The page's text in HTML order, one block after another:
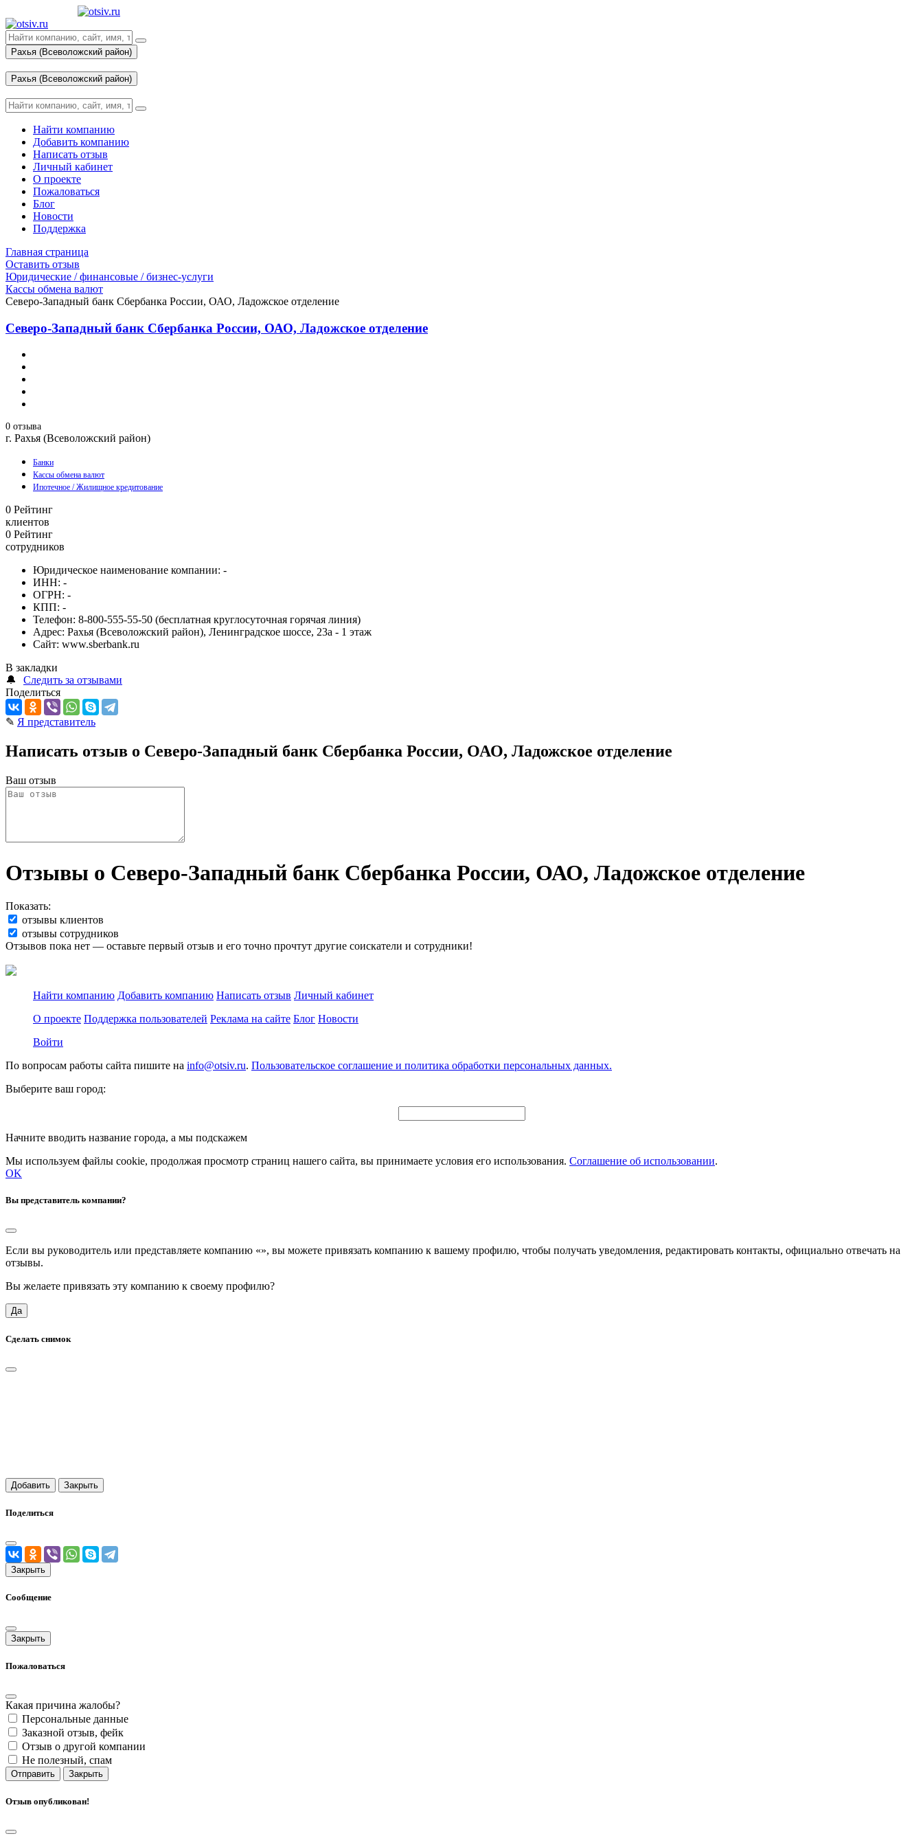
Рахья (Всеволожский район)
Рахья (Всеволожский район)
Найти компанию
Добавить компанию
Написать отзыв
Личный кабинет
О проекте
Пожаловаться
Блог
Новости
Поддержка
Главная страница
Оставить отзыв
Юридические / финансовые / бизнес-услуги
Кассы обмена валют
Северо-Западный банк Сбербанка России, ОАО, Ладожское отделение
Северо-Западный банк Сбербанка России, ОАО, Ладожское отделение
0 отзыва
г. Рахья (Всеволожский район)
Банки
Кассы обмена валют
Ипотечное / Жилищное кредитование
0 Рейтинг
клиентов
0 Рейтинг
сотрудников
Юридическое наименование компании: -
ИНН: -
ОГРН: -
КПП: -
Телефон: 8-800-555-55-50 (бесплатная круглосуточная горячая линия)
Адрес: Рахья (Всеволожский район), Ленинградское шоссе, 23а - 1 этаж
Сайт: www.sberbank.ru
В закладки
🔔
Следить за отзывами
Поделиться
✎ Я представитель
Написать отзыв о Северо-Западный банк Сбербанка России, ОАО, Ладожское отделение
Ваш отзыв
Отзывы о Северо-Западный банк Сбербанка России, ОАО, Ладожское отделение
Показать:
отзывы клиентов
отзывы сотрудников
Отзывов пока нет — оставьте первый отзыв и его точно прочтут другие соискатели и сотрудники!
Найти компанию Добавить компанию Написать отзыв Личный кабинет
О проекте Поддержка пользователей Реклама на сайте Блог Новости
Войти
По вопросам работы сайта пишите на info@otsiv.ru. Пользовательское соглашение и политика обработки персональных данных.
Выберите ваш город:
Начните вводить название города, а мы подскажем
Мы используем файлы cookie, продолжая просмотр страниц нашего сайта, вы принимаете условия его использования. Соглашение об использовании.
OK
Вы представитель компании?
Если вы руководитель или представляете компанию «», вы можете привязать компанию к вашему профилю, чтобы получать уведомления, редактировать контакты, официально отвечать на
отзывы.
Вы желаете привязать эту компанию к своему профилю?
Да
Сделать снимок
Добавить Закрыть
Поделиться
Закрыть
Сообщение
Закрыть
Пожаловаться
Какая причина жалобы?
Персональные данные
Заказной отзыв, фейк
Отзыв о другой компании
Не полезный, спам
Отправить Закрыть
Отзыв опубликован!